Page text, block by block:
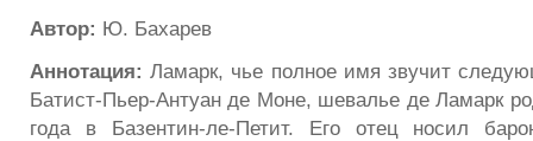
Автор: Ю. Бахарев
Аннотация:Ламарк, чье полное имя звучит
Батист-Пьер-Антуан де Моне, шевалье де Ламарк
года в Базентин-ле-Петит. Его отец носил